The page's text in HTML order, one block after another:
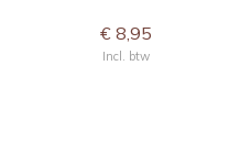
€ 8,95
Incl. btw